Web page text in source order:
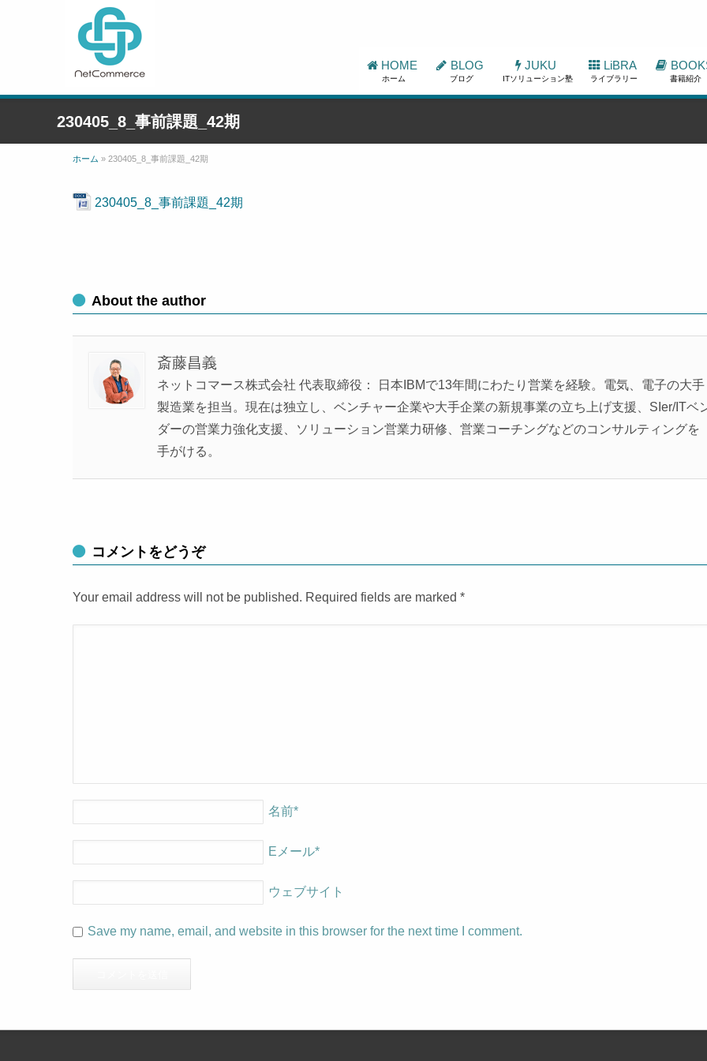
HOME
ホーム
BLOG
ブログ
JUKU
ITソリューション塾
LiBRA
ライブラリー 書籍紹介
230405_8_事前課題_42期
ホーム » 230405_8_事前課題_42期
230405_8_事前課題_42期
About the author
斎藤昌義
ネットコマース株式会社 代表取締役： 日本IBMで13年間にわたり営業を経験。電気、電子の大手
製造業を担当。現在は独立し、ベンチャー企業や大手企業の新規事業の立ち上げ支援、SIer/ITベ
ダーの営業力強化支援、ソリューション営業力研修、営業コーチングなどのコンサルティングを
手がける。
コメントをどうぞ
Your email address will not be published. Required fields are marked *
名前*
Eメール*
ウェブサイト
Save my name, email, and website in this browser for the next time I comment.